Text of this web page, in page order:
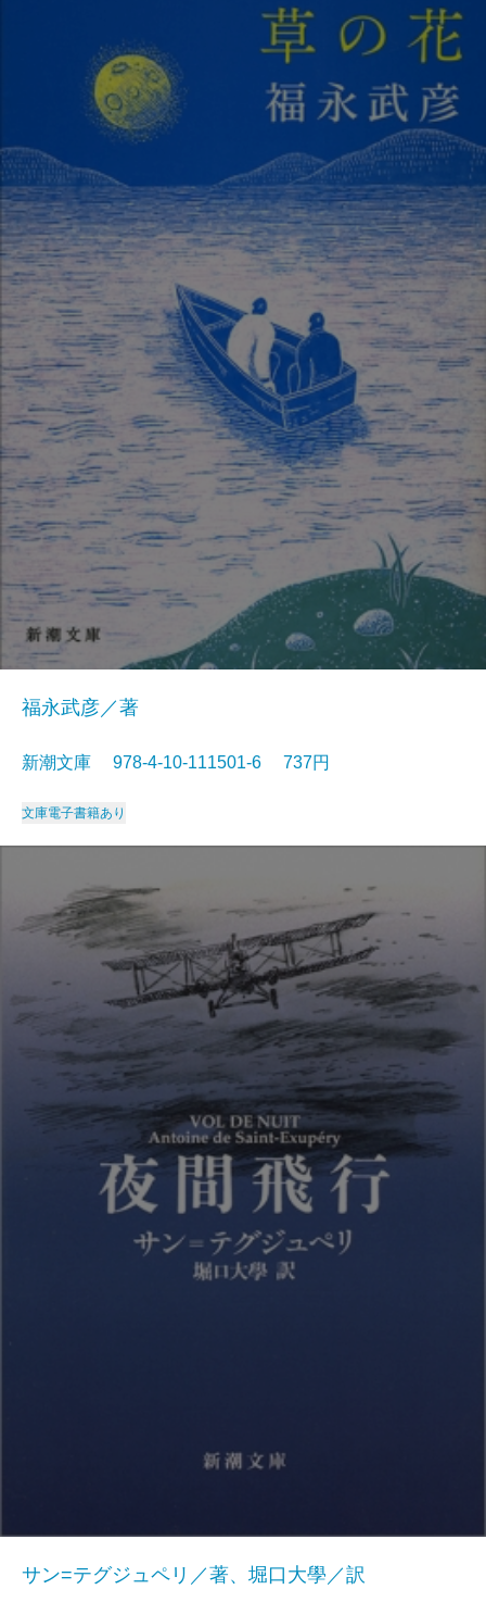
福永武彦／著
新潮文庫 978-4-10-111501-6 737円
文庫電子書籍あり
サン=テグジュペリ／著、堀口大學／訳